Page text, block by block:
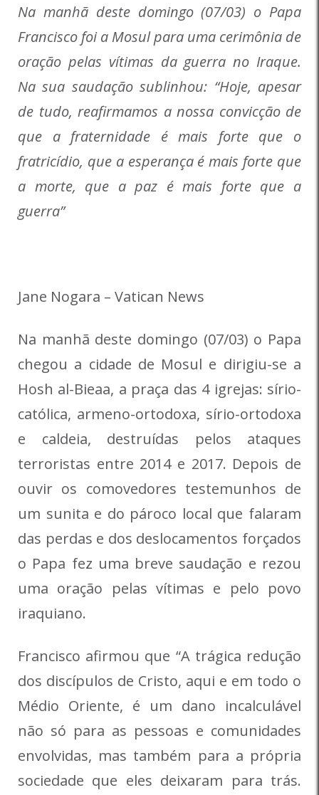
Na manhã deste domingo (07/03) o Papa
Francisco foi a Mosul para uma cerimônia de
oração pelas vítimas da guerra no Iraque.
Na sua saudação sublinhou: “Hoje, apesar
de tudo, reafirmamos a nossa convicção de
que a fraternidade é mais forte que o
fratricídio, que a esperança é mais forte que
a morte, que a paz é mais forte que a
guerra”
Jane Nogara – Vatican News
Na manhã deste domingo (07/03) o Papa
chegou a cidade de Mosul e dirigiu-se a
Hosh al-Bieaa, a praça das 4 igrejas: sírio-
católica, armeno-ortodoxa, sírio-ortodoxa
e caldeia, destruídas pelos ataques
terroristas entre 2014 e 2017. Depois de
ouvir os comovedores testemunhos de
um sunita e do pároco local que falaram
das perdas e dos deslocamentos forçados
o Papa fez uma breve saudação e rezou
uma oração pelas vítimas e pelo povo
iraquiano.
Francisco afirmou que “A trágica redução
dos discípulos de Cristo, aqui e em todo o
Médio Oriente, é um dano incalculável
não só para as pessoas e comunidades
envolvidas, mas também para a própria
sociedade que eles deixaram para trás.